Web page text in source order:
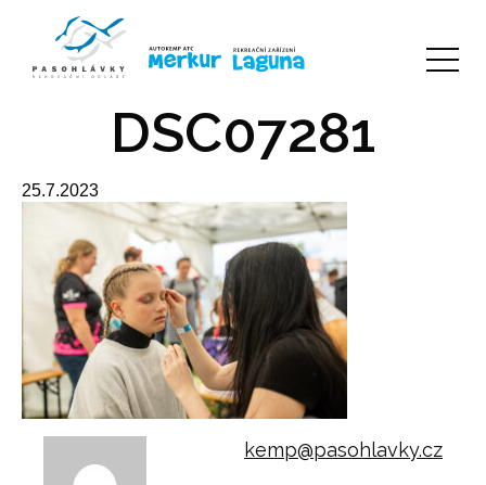
DSC07281
25.7.2023
kemp@pasohlavky.cz